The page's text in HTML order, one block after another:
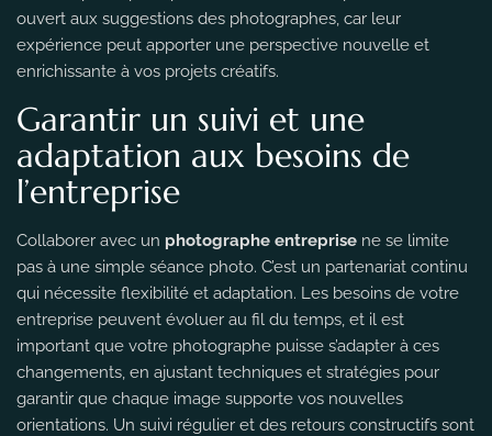
ouvert aux suggestions des photographes, car leur
expérience peut apporter une perspective nouvelle et
enrichissante à vos projets créatifs.
Garantir un suivi et une
adaptation aux besoins de
l’entreprise
Collaborer avec un photographe entreprise ne se limite
pas à une simple séance photo. C’est un partenariat continu
qui nécessite flexibilité et adaptation. Les besoins de votre
entreprise peuvent évoluer au fil du temps, et il est
important que votre photographe puisse s’adapter à ces
changements, en ajustant techniques et stratégies pour
garantir que chaque image supporte vos nouvelles
orientations. Un suivi régulier et des retours constructifs sont